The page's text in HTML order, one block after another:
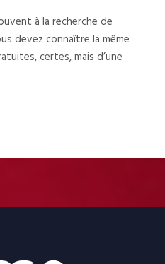
à la recherche de
devez connaître la même
certes, mais d’une